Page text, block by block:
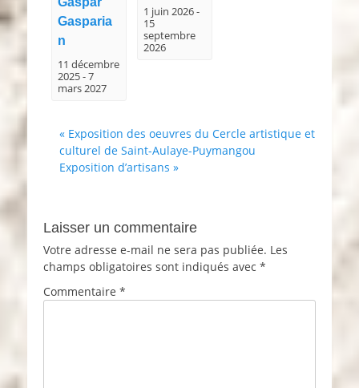
Gasparia
n
11 décembre
2025-7
mars 2027
1 juin 2026-
15
septembre
2026
« Exposition des oeuvres du Cercle artistique et
culturel de Saint-Aulaye-Puymangou
Exposition d’artisans »
Laisser un commentaire
Votre adresse e-mail ne sera pas publiée. Les
champs obligatoires sont indiqués avec *
Commentaire *